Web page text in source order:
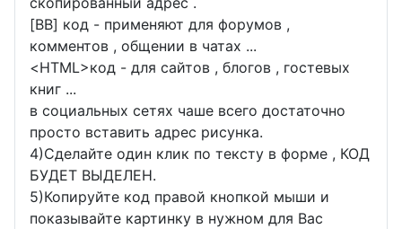
[BB] код - применяют для форумов ,
комментов , общении в чатах ...
<HTML>код - для сайтов , блогов , гостевых
книг ...
в социальных сетях чаше всего достаточно
просто вставить адрес рисунка.
4)Сделайте один клик по тексту в форме , КОД
БУДЕТ ВЫДЕЛЕН.
5)Копируйте код правой кнопкой мыши и
показывайте картинку в нужном для Вас